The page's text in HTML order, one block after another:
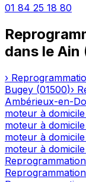
01 84 25 18 80
dans le Ain
›
Bugey (01500)›
Ambérieux-en-
moteur à domicile
moteur à domicile
moteur à domicile
moteur à domicile